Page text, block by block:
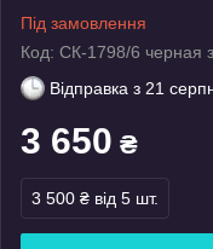
Під замовлення
Код: СК-1798/6 черная
Відправка з 21
3 650 ₴
3 500 ₴ від 5 шт.